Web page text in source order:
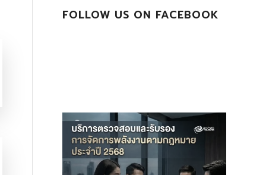
FOLLOW US ON FACEBOOK